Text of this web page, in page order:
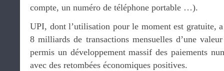
compte, un numéro de téléphone portable …).
UPI, dont l’utilisation pour le moment est gratuite,
8 milliards de transactions mensuelles d’une
permis un développement massif des paiements
avec des retombées économiques positives.